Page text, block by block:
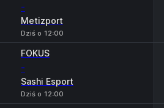
-
Metizport
Dziś o 12:00
FOKUS
-
Sashi Esport
Dziś o 12:00